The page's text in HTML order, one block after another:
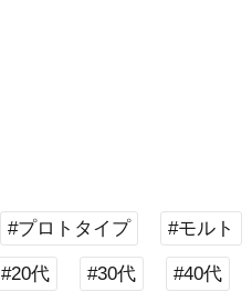
#プロトタイプ #モルト
#20代 #30代 #40代